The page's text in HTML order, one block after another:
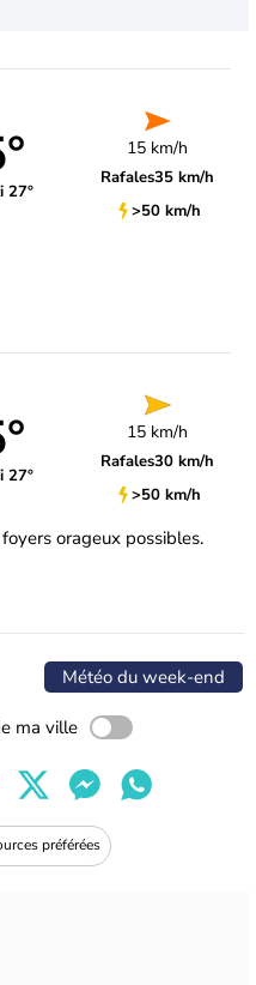
27°
15 km/h
Rafales35 km/h
>50 km/h
27°
15 km/h
Rafales30 km/h
>50 km/h
orageux possibles.
Météo du week-end
ma ville
préférées